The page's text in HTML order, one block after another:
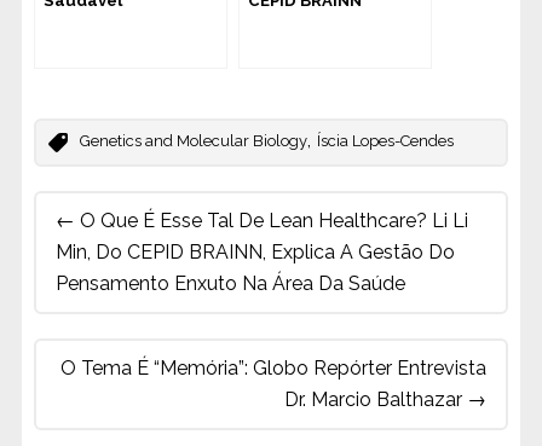
Genetics and Molecular Biology, Íscia Lopes-Cendes
Post
navigation
← O Que É Esse Tal De Lean Healthcare? Li Li
Min, Do CEPID BRAINN, Explica A Gestão Do
Pensamento Enxuto Na Área Da Saúde
O Tema É “Memória”: Globo Repórter Entrevista
Dr. Marcio Balthazar →